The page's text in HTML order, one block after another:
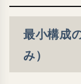
最小構成
み）